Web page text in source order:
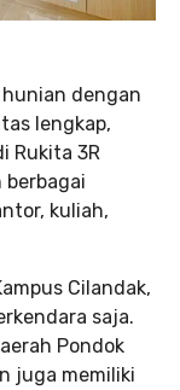
dengan
lengkap,
Rukita 3R
berbagai
kuliah,
Cilandak,
saja.
Pondok
juga memiliki